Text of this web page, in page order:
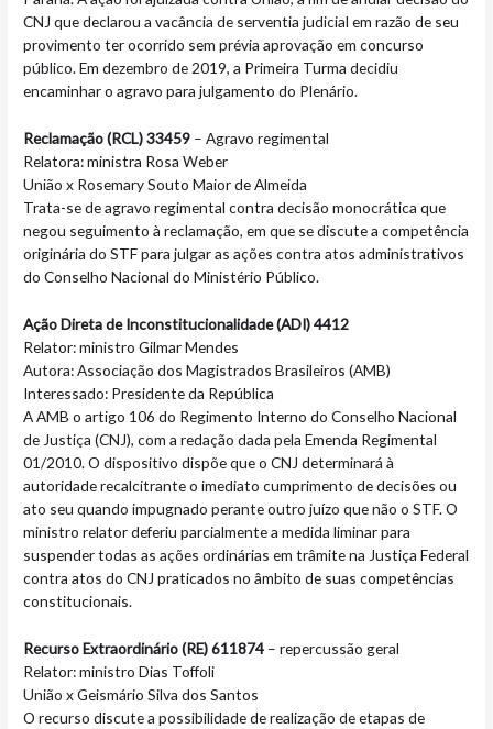
CNJ que declarou a vacância de serventia judicial em razão de seu
provimento ter ocorrido sem prévia aprovação em concurso
público. Em dezembro de 2019, a Primeira Turma decidiu
encaminhar o agravo para julgamento do Plenário.
Reclamação (RCL) 33459 – Agravo regimental
Relatora: ministra Rosa Weber
União x Rosemary Souto Maior de Almeida
Trata-se de agravo regimental contra decisão monocrática que
negou seguimento à reclamação, em que se discute a competência
originária do STF para julgar as ações contra atos administrativos
do Conselho Nacional do Ministério Público.
Ação Direta de Inconstitucionalidade (ADI) 4412
Relator: ministro Gilmar Mendes
Autora: Associação dos Magistrados Brasileiros (AMB)
Interessado: Presidente da República
A AMB o artigo 106 do Regimento Interno do Conselho Nacional
de Justiça (CNJ), com a redação dada pela Emenda Regimental
01/2010. O dispositivo dispõe que o CNJ determinará à
autoridade recalcitrante o imediato cumprimento de decisões ou
ato seu quando impugnado perante outro juízo que não o STF. O
ministro relator deferiu parcialmente a medida liminar para
suspender todas as ações ordinárias em trâmite na Justiça Federal
contra atos do CNJ praticados no âmbito de suas competências
constitucionais.
Recurso Extraordinário (RE) 611874 – repercussão geral
Relator: ministro Dias Toffoli
União x Geismário Silva dos Santos
O recurso discute a possibilidade de realização de etapas de